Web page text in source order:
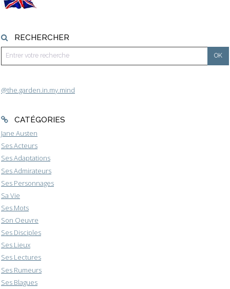
RECHERCHER
@the.garden.in.my.mind
CATÉGORIES
Jane Austen
Ses Acteurs
Ses Adaptations
Ses Admirateurs
Ses Personnages
Sa Vie
Ses Mots
Son Oeuvre
Ses Disciples
Ses Lieux
Ses Lectures
Ses Rumeurs
Ses Blagues